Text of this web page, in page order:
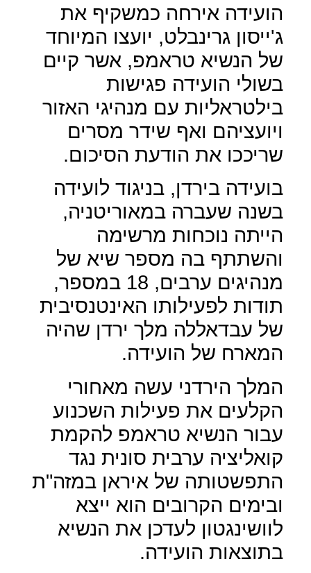
הועידה אירחה כמשקיף את
ג'ייסון גרינבלט, יועצו המיוחד
של הנשיא טראמפ, אשר קיים
בשולי הועידה פגישות
בילטראליות עם מנהיגי האזור
ויועציהם ואף שידר מסרים
שריככו את הודעת הסיכום.
בועידה בירדן, בניגוד לועידה
בשנה שעברה במאוריטניה,
הייתה נוכחות מרשימה
והשתתף בה מספר שיא של
מנהיגים ערבים, 18 במספר,
תודות לפעילותו האינטנסיבית
של עבדאללה מלך ירדן שהיה
המארח של הועידה.
המלך הירדני עשה מאחורי
הקלעים את פעילות השכנוע
עבור הנשיא טראמפ להקמת
קואליציה ערבית סונית נגד
התפשטותה של איראן במזה"ת
ובימים הקרובים הוא ייצא
לוושינגטון לעדכן את הנשיא
בתוצאות הועידה.